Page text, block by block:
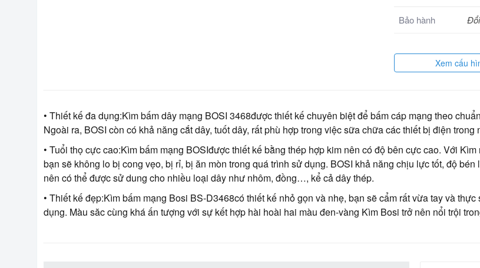
Bảo hành
Xem cấu
• Thiết kế đa dụng:Kìm bấm dây mạng BOSI 3468được thiết kế chuyên biệt để bấm cáp mạng theo
Ngoài ra, BOSI còn có khả năng cắt dây, tuốt dây, rất phù hợp trong việc sữa chữa các thiết bị điện trong
• Tuổi thọ cực cao:Kìm bấm mạng BOSIđược thiết kế bằng thép hợp kim nên có độ bên cực cao. Với Kìm
bạn sẽ không lo bị cong vẹo, bị rỉ, bị ăn mòn trong quá trình sử dụng. BOSI khả năng chịu lực tốt, độ
nên có thể được sử dung cho nhiều loại dây như nhôm, đồng…, kể cả dây thép.
• Thiết kế đẹp:Kìm bấm mạng Bosi BS-D3468có thiết kế nhỏ gọn và nhẹ, bạn sẽ cẩm rất vừa tay và
dụng. Màu săc cùng khá ấn tượng với sự kết hợp hài hoài hai màu đen-vàng Kìm Bosi trở nên nổi trội